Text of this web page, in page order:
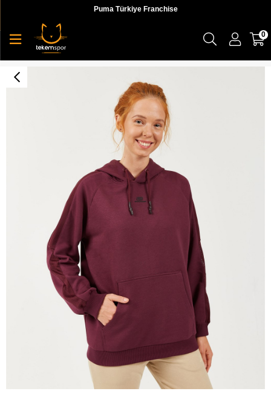
Puma Türkiye Franchise
0